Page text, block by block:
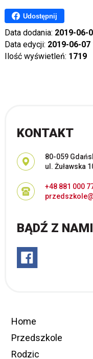
Udostępnij
Data dodania: 2019-06-
Data edycji: 2019-06-07
Ilość wyświetleń: 1719
KONTAKT
Adres
80-059
ul. Żuławska
+48 881 000
BĄDŹ Z NAMI
Home
Przedszkole
Rodzic